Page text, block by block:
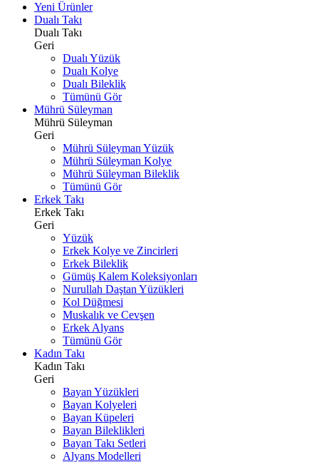
Yeni Ürünler
Dualı Takı
Dualı Takı
Geri
Dualı Yüzük
Dualı Kolye
Dualı Bileklik
Tümünü Gör
Mührü Süleyman
Mührü Süleyman
Geri
Mührü Süleyman Yüzük
Mührü Süleyman Kolye
Mührü Süleyman Bileklik
Tümünü Gör
Erkek Takı
Erkek Takı
Geri
Yüzük
Erkek Kolye ve Zincirleri
Erkek Bileklik
Gümüş Kalem Koleksiyonları
Nurullah Daştan Yüzükleri
Kol Düğmesi
Muskalık ve Cevşen
Erkek Alyans
Tümünü Gör
Kadın Takı
Kadın Takı
Geri
Bayan Yüzükleri
Bayan Kolyeleri
Bayan Küpeleri
Bayan Bileklikleri
Bayan Takı Setleri
Alyans Modelleri